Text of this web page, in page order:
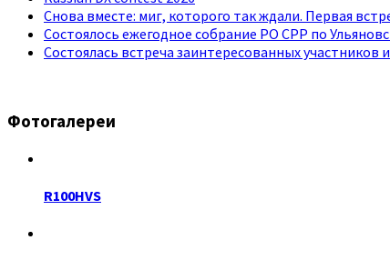
Снова вместе: миг, которого так ждали. Первая
Состоялось ежегодное собрание РО СРР по
Состоялась встреча заинтересованных
Фотогалереи
R100HVS